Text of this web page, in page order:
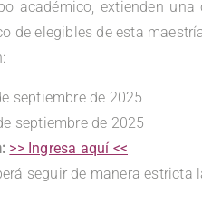
académico, extienden
de elegibles de esta
septiembre de 2025
septiembre de 2025
>> Ingresa aquí <<
seguir de manera estricta